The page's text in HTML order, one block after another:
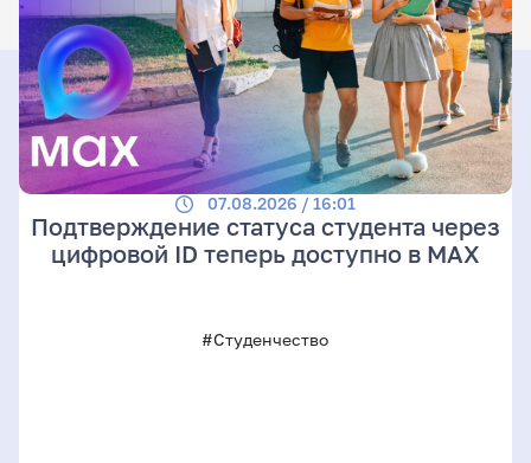
07.08.2026 / 16:01
Подтверждение статуса студента через
цифровой ID теперь доступно в МАХ
#Студенчество